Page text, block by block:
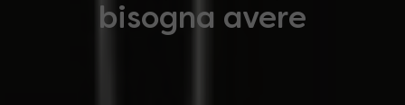
bisogna avere